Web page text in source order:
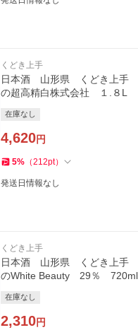
くどき上手
日本酒 山形県 くどき上手
の超高精白株式会社 １.８L
在庫なし
4,620円
5% （212pt）
発送日情報なし
くどき上手
日本酒 山形県 くどき上手
のWhite Beauty 29％ 720ml
在庫なし
2,310円